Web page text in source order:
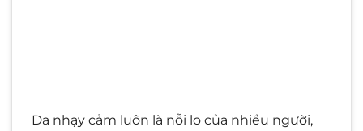
Da nhạy cảm luôn là nỗi lo của nhiều người,